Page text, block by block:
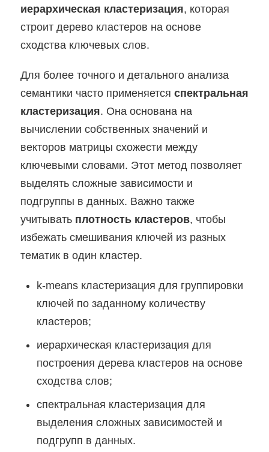
иерархическая кластеризация, которая
строит дерево кластеров на основе
сходства ключевых слов.
Для более точного и детального анализа
семантики часто применяется спектральная
кластеризация. Она основана на
вычислении собственных значений и
векторов матрицы схожести между
ключевыми словами. Этот метод позволяет
выделять сложные зависимости и
подгруппы в данных. Важно также
учитывать плотность кластеров, чтобы
избежать смешивания ключей из разных
тематик в один кластер.
k-means кластеризация для группировки
ключей по заданному количеству
кластеров;
иерархическая кластеризация для
построения дерева кластеров на основе
сходства слов;
спектральная кластеризация для
выделения сложных зависимостей и
подгрупп в данных.